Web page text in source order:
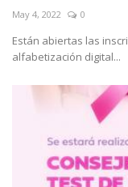
May 4, 2022 0
Están abiertas las
alfabetización digital...